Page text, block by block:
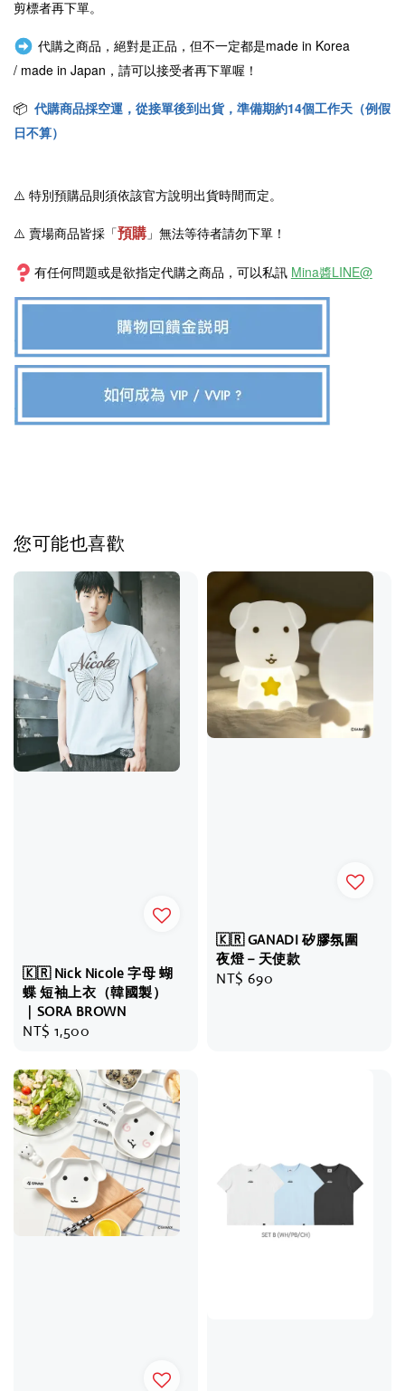
剪標者再下單。
代購之商品，絕對是正品，但不一定都是made in Korea
/ made in Japan ，請可以接受者再下單喔！
📦 代購商品採空運，從接單後到出貨，準備期約14個工作天（例假
日不算）
⚠️ 特別預購品則須依該官方說明出貨時間而定。
⚠️ 賣場商品皆採 「預購 」 無法等待者請勿下單！
有任何問題或是欲指定代購之商品，可以私訊 Mina醬LINE@
您可能也喜歡
🇰🇷 Nick Nicole 字母 蝴
蝶 短袖上衣（韓國製）
｜SORA BROWN
Regular
NT$ 1,500
🇰🇷 GANADI 矽膠氛圍
夜燈－天使款
Regular
NT$ 690